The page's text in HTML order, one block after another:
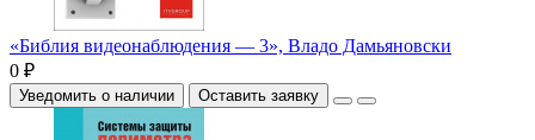
«Библия видеонаблюдения — 3», Владо Дамьяновски
0 ₽
Уведомить о наличии Оставить заявку